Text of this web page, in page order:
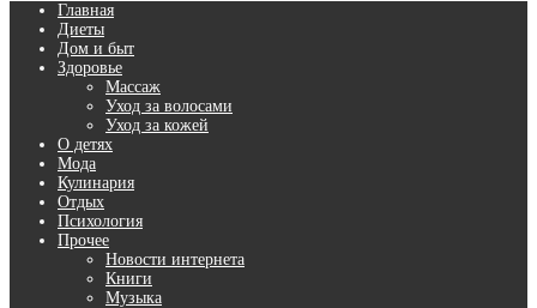
Главная
Диеты
Дом и быт
Здоровье
Массаж
Уход за волосами
Уход за кожей
О детях
Мода
Кулинария
Отдых
Психология
Прочее
Новости интернета
Книги
Музыка